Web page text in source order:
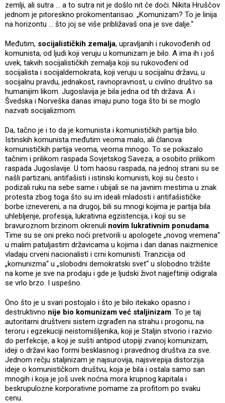
zemlji, ali sutra ... a to sutra nit je došlo nit će doći. Nikita Hruščov
jednom je pitoreskno prokomentarisao: „Komunizam? To je linija
na horizontu ... što joj se više približavaš ona je sve dalje.“
Međutim, socijalističkih zemalja, upravljanih i rukovođenih od
komunista, od ljudi koji veruju u komunizam je bilo. A ima ih i još
uvek, takvih socijalističkih zemalja koji su rukovođeni od
socijalista i socijaldemokrata, koji veruju u socijalnu državu, u
socijalnu pravdu, jednakost, ravnopravnost, u civilno društvo sa
humanijim likom. Jugoslavija je bila jedna od tih država. A i
Švedska i Norveška danas imaju puno toga što bi se moglo
nazvati socijalizmom.
Da, tačno je i to da je komunista i komunističkih partija bilo.
Istinskih komunista međutim veoma malo, ali članova
komunističkih partija veoma, veoma mnogo. To se pokazalo
tačnim i prilikom raspada Sovjetskog Saveza, a osobito prilikom
raspada Jugoslavije. U tom haosu raspada, na jednoj strani su se
našli partizani, antifašisti i istinski komunisti, koji su često i
podizali ruku na sebe same i ubijali se na javnim mestima u znak
protesta zbog toga što su im ideali mladosti i antifašističke
borbe iznevereni, a na drugoj, bili su mnogi kojima je partija bila
uhlebljenje, profesija, lukrativna egzistencija, i koji su se
bravuroznom brzinom okrenuli novim lukrativnim ponudama.
Time su se oni preko noći pretvorili u apologete „novog vremena“
u malim patuljastim državicama u kojima i dan danas naizmenice
vladaju crveni nacionalisti i crni komunisti. Tranzicija od
„komunizma“ u „slobodni demokratski svet“ u slobodno tržište
na kome je sve na prodaju i gde je ljudski život najjeftiniji odigrala
se vrlo brzo. I uspešno.
Ono što je u svari postojalo i što je bilo itekako opasno i
destruktivno nije bio komunizam već staljinizam. To je taj
autoritarni društveni sistem izgrađen na strahu i progonu, na
teroru i egzekuciji neistomišljenika, koji je Staljin stvorio i razvio
do perfekcije, a koji je sušti antipod utopiji zvanoj komunizam,
ideji o državi kao formi besklasnog i pravednog društva za sve.
Jednom rečju staljinizam je najsurovija, najsvirepija distorzija
ideje o komunističkom društvu, koja je bila i ostala samo san
mnogih i koja je još uvek noćna mora krupnog kapitala i
beskrupulozne korporativne pomame za profitom po svaku
cenu.